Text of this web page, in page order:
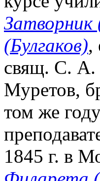
Затворник
(Булгаков),
свящ. С. А.
Муретов,
том же
1845 г. в